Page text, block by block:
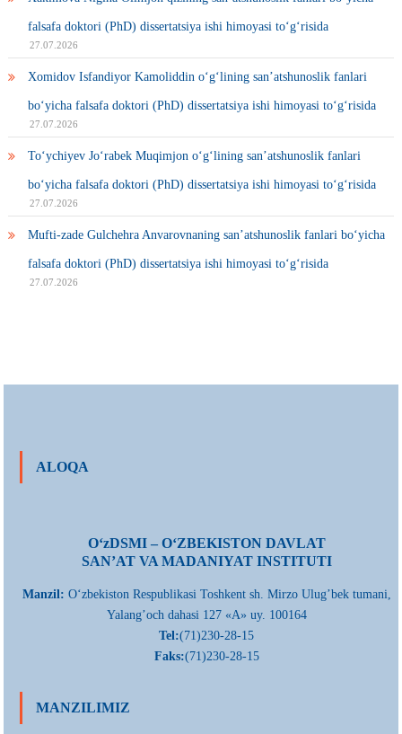
falsafa doktori (PhD) dissertatsiya ishi himoyasi to‘g‘risida
27.07.2026
Xomidov Isfandiyor Kamoliddin o‘g‘lining san’atshunoslik fanlari
bo‘yicha falsafa doktori (PhD) dissertatsiya ishi himoyasi to‘g‘risida
27.07.2026
To‘ychiyev Jo‘rabek Muqimjon o‘g‘lining san’atshunoslik fanlari
bo‘yicha falsafa doktori (PhD) dissertatsiya ishi himoyasi to‘g‘risida
27.07.2026
Mufti-zade Gulchehra Anvarovnaning san’atshunoslik fanlari bo‘yicha
falsafa doktori (PhD) dissertatsiya ishi himoyasi to‘g‘risida
27.07.2026
ALOQA
О‘zDSMI – О‘ZBEKISTON DAVLAT
SAN’AT VA MADANIYAT INSTITUTI
Manzil: О‘zbekiston Respublikasi Toshkent sh. Mirzo Ulug’bek tumani,
Yalang’och dahasi 127 «A» uy. 100164
Tel:(71)230-28-15
Faks:(71)230-28-15
MANZILIMIZ